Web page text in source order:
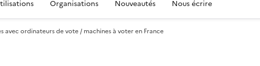
Organisations Nouveautés Nous écrire
avec ordinateurs de vote / machines à voter en France